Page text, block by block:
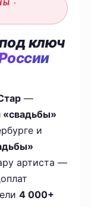
·
ключ
—
«свадьбы»
и
артиста —
4 000+